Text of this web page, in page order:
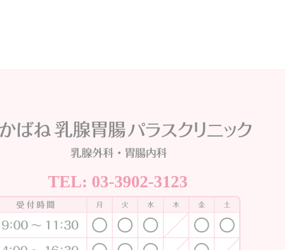
TEL: 03-3902-3123